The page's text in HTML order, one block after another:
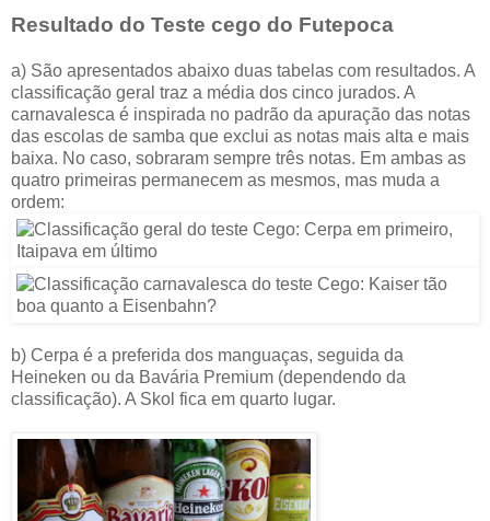
Resultado do Teste cego do Futepoca
a) São apresentados abaixo duas tabelas com resultados. A
classificação geral traz a média dos cinco jurados. A
carnavalesca é inspirada no padrão da apuração das notas
das escolas de samba que exclui as notas mais alta e mais
baixa. No caso, sobraram sempre três notas. Em ambas as
quatro primeiras permanecem as mesmos, mas muda a
ordem:
b) Cerpa é a preferida dos manguaças, seguida da
Heineken ou da Bavária Premium (dependendo da
classificação). A Skol fica em quarto lugar.